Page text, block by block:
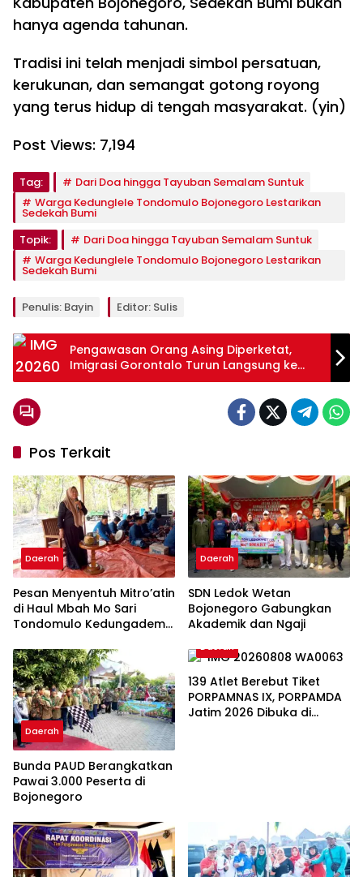
hanya agenda tahunan.
Tradisi ini telah menjadi simbol persatuan,
kerukunan, dan semangat gotong royong
yang terus hidup di tengah masyarakat. (yin)
Post Views: 7,194
Tag:
Dari Doa hingga Tayuban Semalam Suntuk
Warga Kedunglele Tondomulo Bojonegoro Lestarikan
Sedekah Bumi
Topik:
Dari Doa hingga Tayuban Semalam Suntuk
Warga Kedunglele Tondomulo Bojonegoro Lestarikan
Sedekah Bumi
Penulis: Bayin Editor: Sulis
Pengawasan Orang Asing Diperketat,
Imigrasi Gorontalo Turun Langsung ke
Perusahaan
Pos Terkait
Daerah
Pesan Menyentuh Mitro’atin
di Haul Mbah Mo Sari
Tondomulo Kedungadem
Bekal Akhirat
Daerah
SDN Ledok Wetan
Bojonegoro Gabungkan
Akademik dan Ngaji
Daerah
Bunda PAUD Berangkatkan
Pawai 3.000 Peserta di
Bojonegoro
Daerah
139 Atlet Berebut Tiket
PORPAMNAS IX, PORPAMDA
Jatim 2026 Dibuka di